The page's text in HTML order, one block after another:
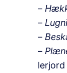
–
–
–
–